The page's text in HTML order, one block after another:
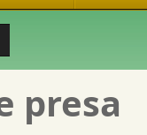
presa